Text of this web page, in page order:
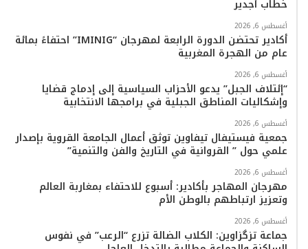
خطاب أجدير
أغسطس 6, 2026
أكادير تحتضن الدورة الرابعة لمهرجان “IMINIG” احتفاءً بمائة
عام من الهجرة المغربية
أغسطس 6, 2026
“إئتلاف الجبل” يدعو الأحزاب السياسية إلى إدماج قضايا
وإشكاليات المناطق الجبلية في برامجها الانتخابية
أغسطس 6, 2026
جمعية فيستيفال تيفاوين توثق أعمال الجامعة القروية بإصدار
علمي حول ” القروانية في التاريخ والفن والتنمية”
أغسطس 6, 2026
مهرجان المهاجر بأكادير: أسبوع للاحتفاء بمغاربة العالم
وتعزيز ارتباطهم بالوطن الأم
أغسطس 6, 2026
جماعة تزگزاوين: الكلاب الضالة تزرع “الرعب” في نفوس